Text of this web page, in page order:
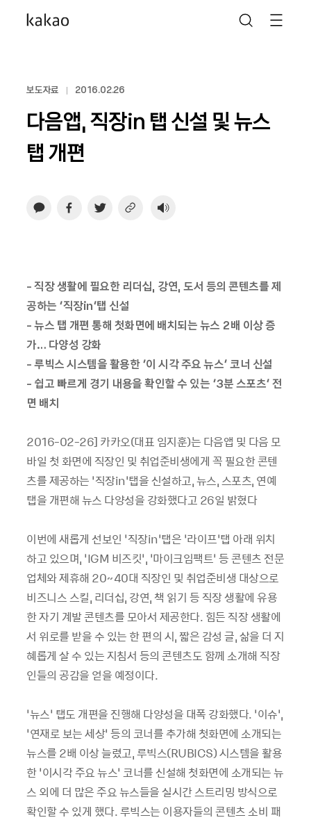
보도자료 2016.02.26
다음앱, 직장in 탭 신설 및 뉴스
탭 개편
- 직장 생활에 필요한 리더십, 강연, 도서 등의 콘텐츠를 제
공하는 ‘직장in’탭 신설
- 뉴스 탭 개편 통해 첫화면에 배치되는 뉴스 2배 이상 증
가… 다양성 강화
- 루빅스 시스템을 활용한 ‘이 시각 주요 뉴스’ 코너 신설
- 쉽고 빠르게 경기 내용을 확인할 수 있는 ‘3분 스포츠’ 전
면 배치
2016-02-26] 카카오(대표 임지훈)는 다음앱 및 다음 모
바일 첫 화면에 직장인 및 취업준비생에게 꼭 필요한 콘텐
츠를 제공하는 ‘직장in’탭을 신설하고, 뉴스, 스포츠, 연예
탭을 개편해 뉴스 다양성을 강화했다고 26일 밝혔다
이번에 새롭게 선보인 ‘직장in’탭은 ‘라이프’탭 아래 위치
하고 있으며, ‘IGM 비즈킷’, ‘마이크임팩트’ 등 콘텐츠 전문
업체와 제휴해 20~40대 직장인 및 취업준비생 대상으로
비즈니스 스킬, 리더십, 강연, 책 읽기 등 직장 생활에 유용
한 자기 계발 콘텐츠를 모아서 제공한다. 힘든 직장 생활에
서 위로를 받을 수 있는 한 편의 시, 짧은 감성 글, 삶을 더 지
혜롭게 살 수 있는 지침서 등의 콘텐츠도 함께 소개해 직장
인들의 공감을 얻을 예정이다.
‘뉴스’ 탭도 개편을 진행해 다양성을 대폭 강화했다. ‘이슈’,
‘연재로 보는 세상’ 등의 코너를 추가해 첫화면에 소개되는
뉴스를 2배 이상 늘렸고, 루빅스(RUBICS) 시스템을 활용
한 ‘이시각 주요 뉴스’ 코너를 신설해 첫화면에 소개되는 뉴
스 외에 더 많은 주요 뉴스들을 실시간 스트리밍 방식으로
확인할 수 있게 했다. 루빅스는 이용자들의 콘텐츠 소비 패